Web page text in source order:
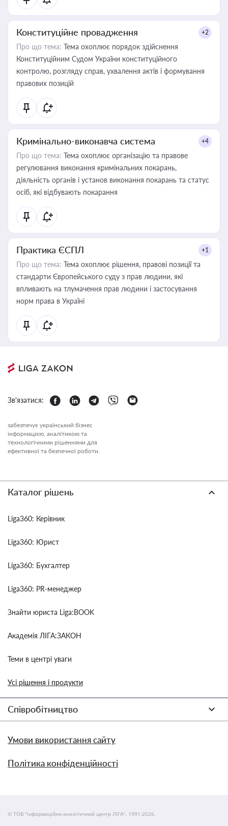
Конституційне провадження +2
Про що тема: Тема охоплює порядок здійснення
Конституційним Судом України конституційного
контролю, розгляду справ, ухвалення актів і формування
правових позицій
Кримінально-виконавча система +4
Про що тема: Тема охоплює організацію та правове
регулювання виконання кримінальних покарань,
діяльність органів і установ виконання покарань та статус
осіб, які відбувають покарання
Практика ЄСПЛ +1
Про що тема: Тема охоплює рішення, правові позиції та
стандарти Європейського суду з прав людини, які
впливають на тлумачення прав людини і застосування
норм права в Україні
Зв'язатися:
забезпечує український бізнес
інформацією, аналітикою та
технологічними рішеннями для
ефективної та безпечної роботи.
Каталог рішень
Liga360: Керівник
Liga360: Юрист
Liga360: Бухгалтер
Liga360: PR-менеджер
Знайти юриста Liga:BOOK
Академія ЛІГА:ЗАКОН
Теми в центрі уваги
Усі рішення і продукти
Співробітництво
Умови використання сайту
Політика конфіденційності
© ТОВ "інформаційно-аналітичний центр ЛІГА", 1991-2026.